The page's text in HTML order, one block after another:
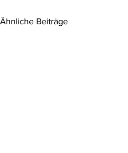
Ähnliche Beiträge